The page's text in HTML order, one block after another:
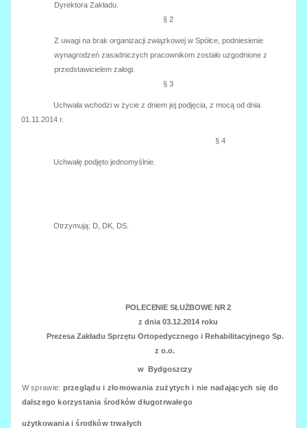
Dyrektora Zakładu.
§ 2
Z uwagi na brak organizacji związkowej w Spółce, podniesienie
wynagrodzeń zasadniczych pracownikom zostało uzgodnione z
przedstawicielem załogi.
§ 3
Uchwała wchodzi w życie z dniem jej podjęcia, z mocą od dnia
01.11.2014 r.
§ 4
Uchwałę podjęto jednomyślnie.
Otrzymują: D, DK, DS.
POLECENIE SŁUŻBOWE NR 2
z dnia 03.12.2014 roku
Prezesa Zakładu Sprzętu Ortopedycznego i Rehabilitacyjnego Sp.
z o.o.
w Bydgoszczy
W sprawie: przeglądu i złomowania zużytych i nie nadających się do
dalszego korzystania środków długotrwałego
użytkowania i środkówtrwałych